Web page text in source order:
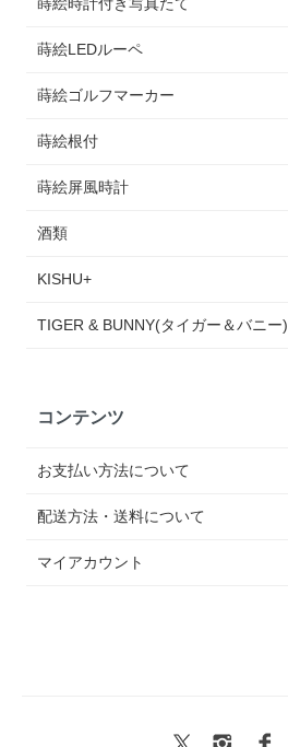
蒔絵LEDルーペ
蒔絵ゴルフマーカー
蒔絵根付
蒔絵屏風時計
酒類
KISHU+
TIGER & BUNNY(タイガー＆バニー)
コンテンツ
お支払い方法について
配送方法・送料について
マイアカウント